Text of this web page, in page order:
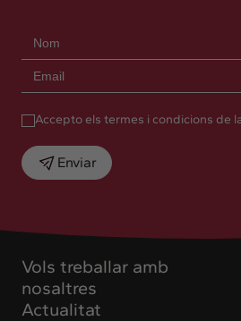
Vols treballar amb
nosaltres
Actualitat
Accepto els termes i condicions de
Enviar